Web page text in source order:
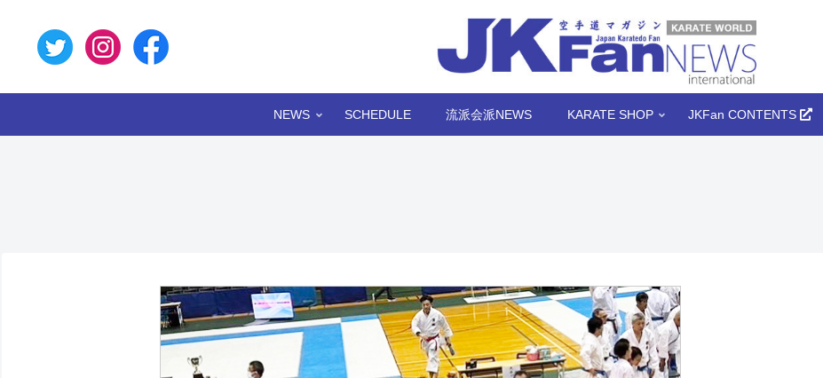
NEWS SCHEDULE 流派会派NEWS KARATE SHOP JKFan CONTENTS